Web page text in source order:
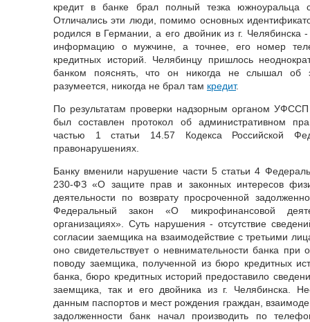
кредит в банке брал полный тезка южноуральца
Отличались эти люди, помимо основных
родился в Германии, а его двойник из г. Челябинска
информацию о мужчине, а точнее, его номер
кредитных историй. Челябинцу пришлось
банком пояснять, что он никогда не слышал об
разумеется, никогда не брал там кредит.
По результатам проверки надзорным органом
был составлен протокол об административном
частью 1 статьи 14.57 Кодекса Российской
правонарушениях.
Банку вменили нарушение части 5 статьи 4
230-ФЗ «О защите прав и законных интересов
деятельности по возврату просроченной
Федеральный закон «О микрофинансовой
организациях». Суть нарушения - отсутствие
согласии заемщика на взаимодействие с третьими
оно свидетельствует о невнимательности банка
поводу заемщика, полученной из бюро кредитных
банка, бюро кредитных историй предоставило
заемщика, так и его двойника из г. Челябинска.
данным паспортов и мест рождения граждан,
задолженности банк начал производить по